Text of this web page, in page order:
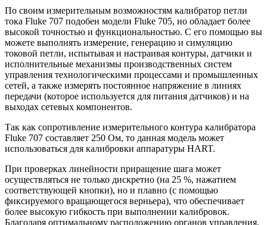
По своим измерительным возможностям калибратор петли
тока Fluke 707 подобен модели Fluke 705, но обладает более
высокой точностью и функциональностью. С его помощью вы
можете выполнять измерение, генерацию и симуляцию
токовой петли, испытывая и настраивая контуры, датчики и
исполнительные механизмы производственных систем
управления технологическими процессами и промышленных
сетей, а также измерять постоянное напряжение в линиях
передачи (которое используется для питания датчиков) и на
выходах сетевых компонентов.
Так как сопротивление измерительного контура калибратора
Fluke 707 составляет 250 Ом, то данная модель может
использоваться для калибровки аппаратуры HART.
При проверках линейности приращение шага может
осуществляться не только дискретно (на 25 %, нажатием
соответствующей кнопки), но и плавно (с помощью
фиксируемого вращающегося верньера), что обеспечивает
более высокую гибкость при выполнении калибровок.
Благодаря оптимальному расположению органов управления,